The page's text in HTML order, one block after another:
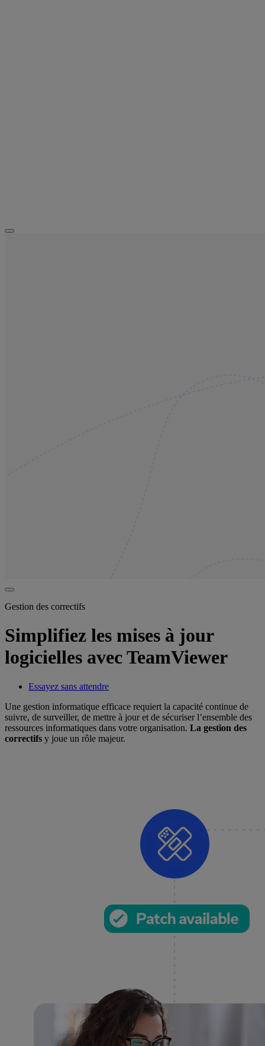
Gestion des correctifs
Simplifiez les mises à jour
logicielles avec TeamViewer
Essayez sans attendre
Une gestion informatique efficace requiert la capacité continue de
suivre, de surveiller, de mettre à jour et de sécuriser l’ensemble des
ressources informatiques dans votre organisation. La gestion des
correctifs y joue un rôle majeur.